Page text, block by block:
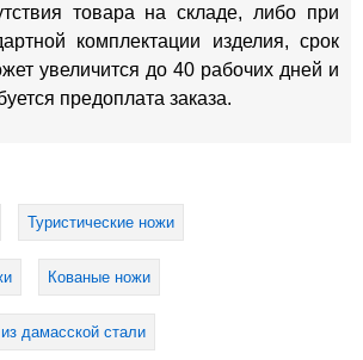
товара на складе, либо при
комплектации изделия, срок
увеличится до 40 рабочих дней и
предоплата заказа.
Туристические ножи
Кованые ножи
дамасской стали